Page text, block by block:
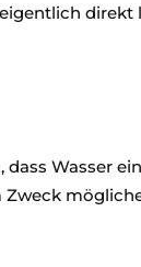
dass Wasser